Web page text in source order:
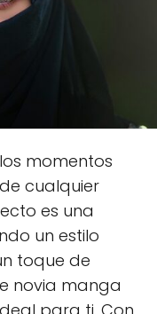
momentos
cualquier
es una
un estilo
toque de
novia manga